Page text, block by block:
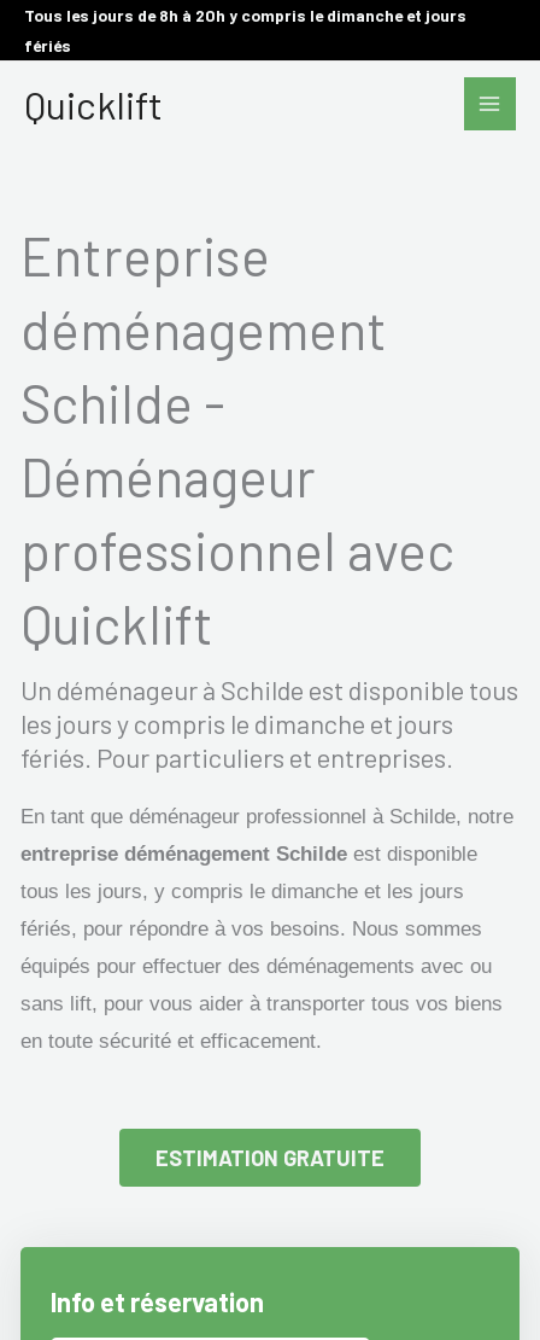
AllerTous les jours de 8h à 20h y compris le dimanche et jours
fériés
Quicklift
Main
Entreprise
déménagement
Schilde -
Déménageur
professionnel avec
Quicklift
Un déménageur à Schilde est disponible tous
les jours y compris le dimanche et jours
fériés. Pour particuliers et entreprises.
En tant que déménageur professionnel à Schilde, notre
entreprise déménagement Schilde est disponible
tous les jours, y compris le dimanche et les jours
fériés, pour répondre à vos besoins. Nous sommes
équipés pour effectuer des déménagements avec ou
sans lift, pour vous aider à transporter tous vos biens
en toute sécurité et efficacement.
ESTIMATION GRATUITE
Info et réservation